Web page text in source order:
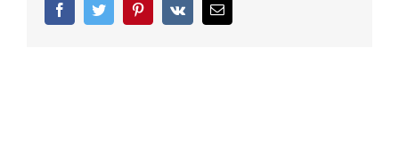
FacebookTwitter PinterestVk
E-
mail